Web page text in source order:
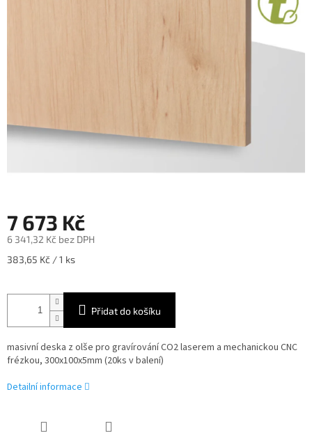
7 673 Kč
6 341,32 Kč bez DPH
Měrná
383,65 Kč / 1 ks
Přidat do košíku
masivní deska z olše pro gravírování CO2 laserem a mechanickou CNC
frézkou, 300x100x5mm (20ks v balení)
Detailní informace